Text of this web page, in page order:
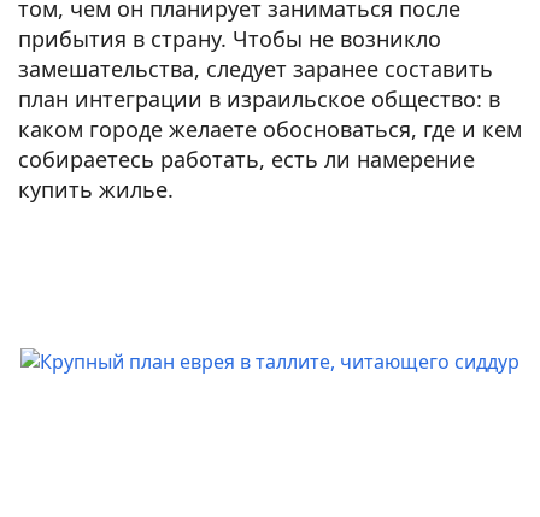
том, чем он планирует заниматься после
прибытия в страну. Чтобы не возникло
замешательства, следует заранее составить
план интеграции в израильское общество: в
каком городе желаете обосноваться, где и кем
собираетесь работать, есть ли намерение
купить жилье.